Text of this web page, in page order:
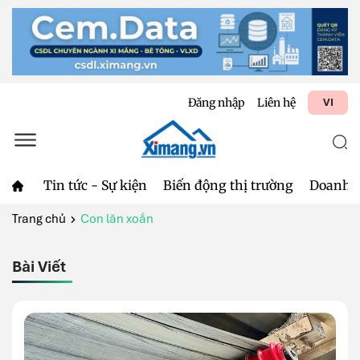
Đăng nhập Liên hệ VI
Tin tức - Sự kiện Biến động thị trường Doanh
Trang chủ Con lăn xoắn
Bài Viết